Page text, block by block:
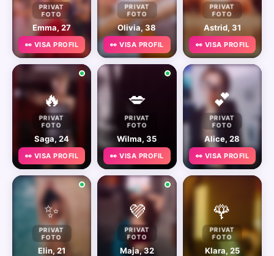
PRIVAT
FOTO
Emma, 27
👀 VISA PROFIL
PRIVAT
FOTO
Olivia, 38
👀 VISA PROFIL
PRIVAT
FOTO
Astrid, 31
👀 VISA PROFIL
🔥
PRIVAT
FOTO
Saga, 24
👀 VISA PROFIL
💋
PRIVAT
FOTO
Wilma, 35
👀 VISA PROFIL
💕
PRIVAT
FOTO
Alice, 28
👀 VISA PROFIL
✨
PRIVAT
FOTO
Elin, 21
💜
PRIVAT
FOTO
Maja, 32
🌹
PRIVAT
FOTO
Klara, 25